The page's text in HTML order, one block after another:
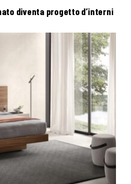
diventa progetto d’interni